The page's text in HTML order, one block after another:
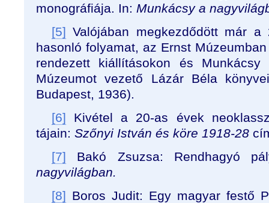
monográfiája. In: Munkácsy a
[5] Valójában megkezdődött már
hasonló folyamat, az Ernst
rendezett kiállításokon és
Múzeumot vezető Lázár Béla
Budapest, 1936).
[6] Kivétel a 20-as évek
tájain: Szőnyi István és köre 1918-28
[7] Bakó Zsuzsa: Rendhagyó
nagyvilágban.
[8] Boros Judit: Egy magyar festő